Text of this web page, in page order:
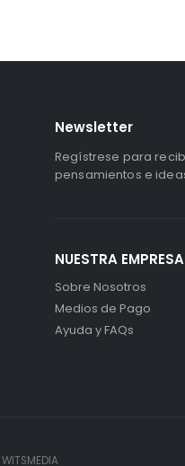
Newsletter
Regístrese para
pensamientos e
NUESTRA EMPRESA
Sobre Nosotros
Medios de Pago
Ayuda y FAQs
WITSMEDIA